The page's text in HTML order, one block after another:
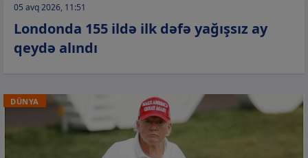
05 avq 2026, 11:51
Londonda 155 ildə ilk dəfə yağışsız ay
qeydə alındı
DÜNYA